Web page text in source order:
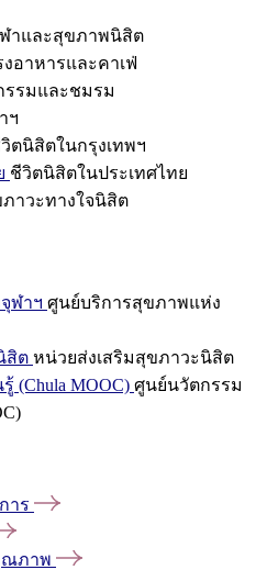
าและสุขภาพนิสิต
งอาหารและคาเฟ่
รรมและชมรม
ฯ
ตนิสิตในกรุงเทพฯ
ชีวิตนิสิตในประเทศไทย
าวะทางใจนิสิต
ฬาฯ ศูนย์บริการสุขภาพแห่ง
สิต หน่วยส่งเสริมสุขภาวะนิสิต
(Chula MOOC) ศูนย์นวัตกรรม
าร
ณภาพ